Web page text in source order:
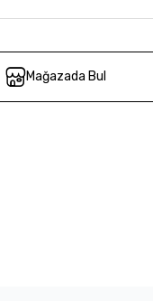
Mağazada Bul